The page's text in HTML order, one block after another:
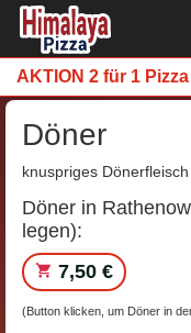
AKTION 2 für 1 Pizza
Döner
knuspriges
Döner in
legen):
7,50 €
(Button klicken, um Döner in